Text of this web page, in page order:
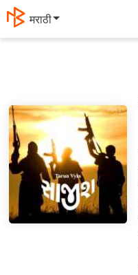
मराठी